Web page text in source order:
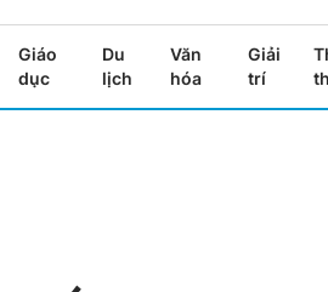
Giáo
dục
Du
lịch
Văn
hóa
Giải
trí